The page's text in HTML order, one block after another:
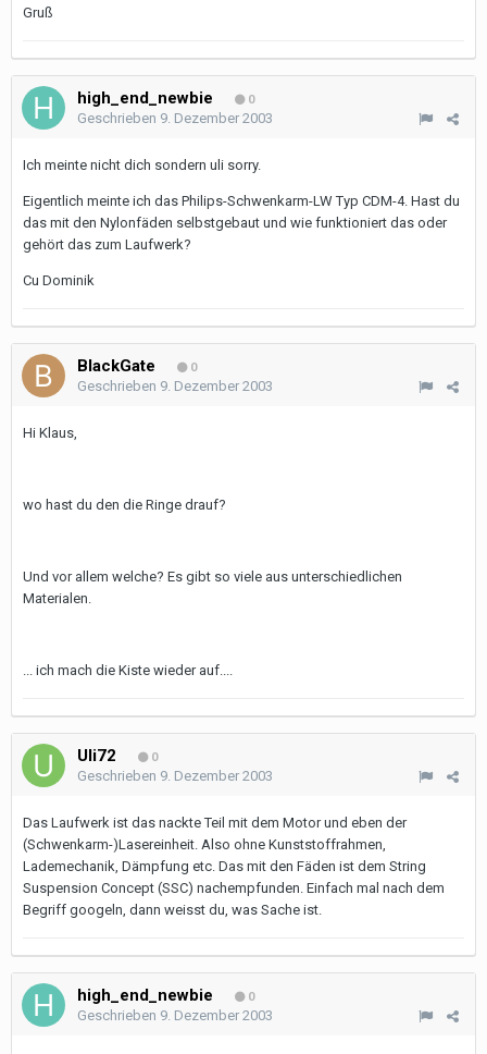
Gruß
high_end_newbie 0
Geschrieben 9. Dezember 2003
Ich meinte nicht dich sondern uli sorry.
Eigentlich meinte ich das Philips-Schwenkarm-LW Typ CDM-4. Hast du
das mit den Nylonfäden selbstgebaut und wie funktioniert das oder
gehört das zum Laufwerk?
Cu Dominik
BlackGate 0
Geschrieben 9. Dezember 2003
Hi Klaus,
wo hast du den die Ringe drauf?
Und vor allem welche? Es gibt so viele aus unterschiedlichen
Materialen.
... ich mach die Kiste wieder auf....
Uli72 0
Geschrieben 9. Dezember 2003
Das Laufwerk ist das nackte Teil mit dem Motor und eben der
(Schwenkarm-)Lasereinheit. Also ohne Kunststoffrahmen,
Lademechanik, Dämpfung etc. Das mit den Fäden ist dem String
Suspension Concept (SSC) nachempfunden. Einfach mal nach dem
Begriff googeln, dann weisst du, was Sache ist.
high_end_newbie 0
Geschrieben 9. Dezember 2003